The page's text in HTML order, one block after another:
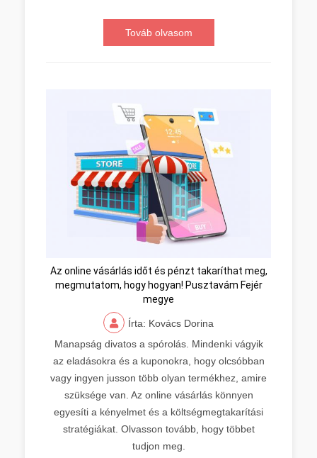
Továb olvasom
Az online vásárlás időt és pénzt takaríthat meg,
megmutatom, hogy hogyan! Pusztavám Fejér
megye
Írta: Kovács Dorina
Manapság divatos a spórolás. Mindenki vágyik
az eladásokra és a kuponokra, hogy olcsóbban
vagy ingyen jusson több olyan termékhez, amire
szüksége van. Az online vásárlás könnyen
egyesíti a kényelmet és a költségmegtakarítási
stratégiákat. Olvasson tovább, hogy többet
tudjon meg.